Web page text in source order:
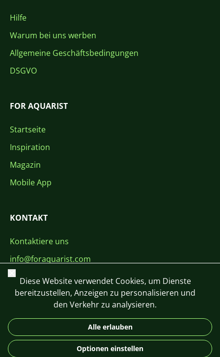
Hilfe
Warum bei uns werben
Allgemeine Geschäftsbedingungen
DSGVO
FOR AQUARIST
Startseite
Inspiration
Magazin
Mobile App
KONTAKT
Kontaktiere uns
info@foraquarist.com
+420 603 449 602
DE
Schließen
Diese Website verwendet Cookies, um Dienste
bereitzustellen, Anzeigen zu personalisieren und
den Verkehr zu analysieren.
Alle erlauben
Optionen einstellen